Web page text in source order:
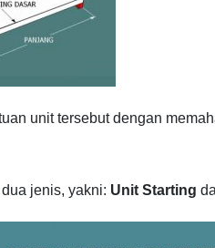
unit tersebut dengan
jenis, yakni: Unit Starting